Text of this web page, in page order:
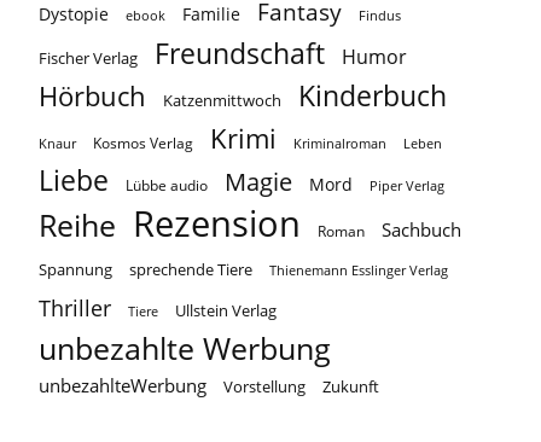
Dystopie ebook Familie Fantasy Findus
Fischer Verlag Freundschaft Humor
Hörbuch Katzenmittwoch Kinderbuch
Knaur Kosmos Verlag Krimi Kriminalroman Leben
Liebe Lübbe audio Magie Mord Piper Verlag
Reihe Rezension Roman Sachbuch
Spannung sprechende Tiere Thienemann Esslinger Verlag
Thriller Tiere Ullstein Verlag
unbezahlte Werbung
unbezahlteWerbung Vorstellung Zukunft